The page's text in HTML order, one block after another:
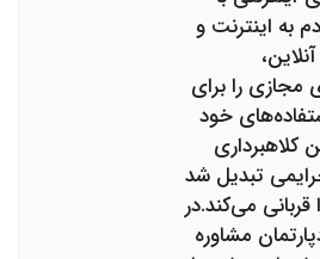
به اینترنت و
مجازی را برای
خود
کلاهبرداری
تبدیل شد
قربانی می‌کند.در
مشاوره